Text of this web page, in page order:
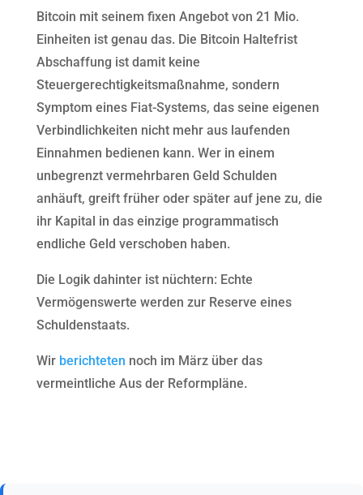
Bitcoin mit seinem fixen Angebot von 21 Mio.
Einheiten ist genau das. Die Bitcoin Haltefrist
Abschaffung ist damit keine
Steuergerechtigkeitsmaßnahme, sondern
Symptom eines Fiat-Systems, das seine eigenen
Verbindlichkeiten nicht mehr aus laufenden
Einnahmen bedienen kann. Wer in einem
unbegrenzt vermehrbaren Geld Schulden
anhäuft, greift früher oder später auf jene zu, die
ihr Kapital in das einzige programmatisch
endliche Geld verschoben haben.
Die Logik dahinter ist nüchtern: Echte
Vermögenswerte werden zur Reserve eines
Schuldenstaats.
Wir berichteten noch im März über das
vermeintliche Aus der Reformpläne.